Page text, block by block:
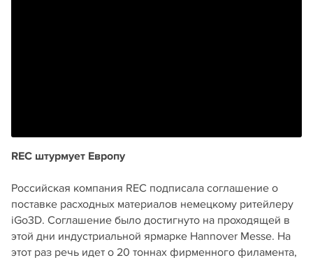
REC штурмует Европу
Российская компания REC подписала соглашение о
поставке расходных материалов немецкому ритейлеру
iGo3D. Соглашение было достигнуто на проходящей в
этой дни индустриальной ярмарке Hannover Messe. На
этот раз речь идет о 20 тоннах фирменного филамента,